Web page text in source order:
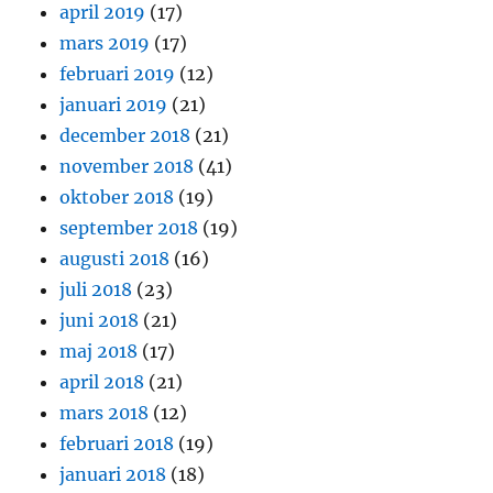
april 2019 (17)
mars 2019 (17)
februari 2019 (12)
januari 2019 (21)
december 2018 (21)
november 2018 (41)
oktober 2018 (19)
september 2018 (19)
augusti 2018 (16)
juli 2018 (23)
juni 2018 (21)
maj 2018 (17)
april 2018 (21)
mars 2018 (12)
februari 2018 (19)
januari 2018 (18)